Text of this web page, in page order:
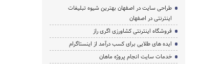
طراحی سایت در اصفهان بهترین شیوه تبلیغات
اینترنتی در اصفهان
فروشگاه اینترنتی کشاورزی اگری راز
ایده های طلایی برای کسب درآمد از اینستاگرام
خدمات سایت انجام پروژه ماهان